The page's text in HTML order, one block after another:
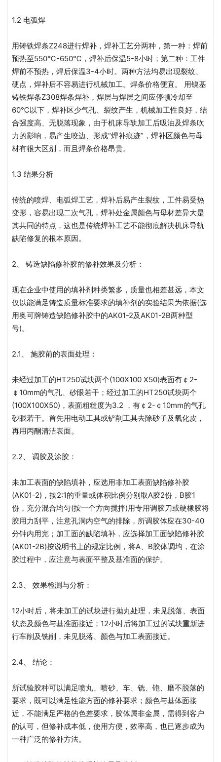
1.2 电弧焊
用铸铁焊条Z248进行焊补，焊补工艺分两种，第一种：焊前
预热至550℃-650℃，焊补后保温5-8小时；第二种：工件
焊前不预热，焊后保温3-4小时。两种方法均易出现裂纹、
硬点，焊补后不容易进行机械加工。焊条价格便宜。 用镍基
铸铁焊条Z308焊条焊补，焊层与焊层之间应停顿冷却至
60℃以下，焊补区少气孔、裂纹产生，机械加工性良好，结
合强度高、无脱落现象，由于机床导轨加工后吸油及焊条吹
力的影响，易产生咬边、形成“焊补痕迹”，焊补区颜色与母
材有很大区别，而且焊条价格昂贵。
1.3 结果分析
传统的喷焊、电弧焊工艺，焊补后易产生裂纹，工件易受热
变形，容易出现二次气孔，焊补处金属颜色与母材差异大是
其共同的特点，这也是传统焊补工艺不能彻底解决机床导轨
缺陷修复的根本原因。
2、 铸造缺陷修补胶的修补效果及分析：
现在企业中使用的填补剂种类繁多，质量也相差甚远，本文
仅以能满足铸造质量标准要求的填补剂的实验结果为依据(选
用奥可牌铸造缺陷修补胶中的AK01-2及AK01-2B两种型
号)。
2.1、 施胶前的表面处理：
未经过加工的HT250试块两个(100X100 X50)表面有￠2-
￠10mm的气孔、砂眼若干；经过加工的HT250试块两个
(100X100X50)，表面粗糙度为3.2 ，有￠2-￠10mm的气孔
砂眼若干。首先用电动工具或铲削工具去除砂子及氧化皮，
再用丙酮清洁表面。
2.2、 调胶及涂胶：
未加工表面的缺陷填补，应选用非加工表面缺陷修补胶
(AK01-2)，按2:1的重量或体积比例分别取A胶2份，B胶1
份，充分混合均匀(按一个方向搅拌)用专用调胶刀或硬橡胶将
胶用力刮平，注意孔洞内空气的排除，所调胶体应在30-40
分钟内用完；加工面的缺陷填补，应选择加工面缺陷修补胶
(AK01-2B)按说明书上的规定比例，将A、B胶体调均，在涂
胶过程中，应注意与表面平整及基准面的保护。
2.3、 效果检测与分析：
12小时后，将未加工的试块进行抛丸处理，未见脱落、表面
状态及颜色与基准面接近；12小时后将加工过的试块重新进
行车削及铣削，未见脱落、颜色与加工表面接近。
2.4、 结论：
所试验胶种可以满足喷丸、喷砂、车、铣、铇、磨不脱落的
要求，既可以满足性能方面的修补要求；颜色与基体面接
近，不能满足严格的色差要求，胶体属非金属，需得到客户
的认可，但修补成本低，使用方便，效率高，也已逐步成为
一种广泛的修补方法。